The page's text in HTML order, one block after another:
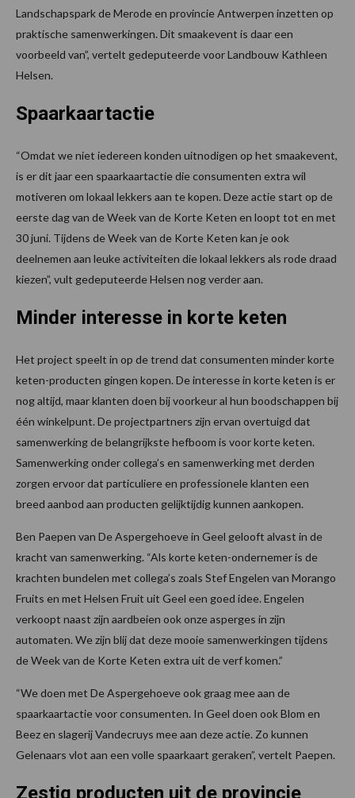
Landschapspark de Merode en provincie Antwerpen inzetten op
praktische samenwerkingen. Dit smaakevent is daar een
voorbeeld van”, vertelt gedeputeerde voor Landbouw Kathleen
Helsen.
Spaarkaartactie
“Omdat we niet iedereen konden uitnodigen op het smaakevent,
is er dit jaar een spaarkaartactie die consumenten extra wil
motiveren om lokaal lekkers aan te kopen. Deze actie start op de
eerste dag van de Week van de Korte Keten en loopt tot en met
30 juni. Tijdens de Week van de Korte Keten kan je ook
deelnemen aan leuke activiteiten die lokaal lekkers als rode draad
kiezen”, vult gedeputeerde Helsen nog verder aan.
Minder interesse in korte keten
Het project speelt in op de trend dat consumenten minder korte
keten-producten gingen kopen. De interesse in korte keten is er
nog altijd, maar klanten doen bij voorkeur al hun boodschappen bij
één winkelpunt. De projectpartners zijn ervan overtuigd dat
samenwerking de belangrijkste hefboom is voor korte keten.
Samenwerking onder collega’s en samenwerking met derden
zorgen ervoor dat particuliere en professionele klanten een
breed aanbod aan producten gelijktijdig kunnen aankopen.
Ben Paepen van De Aspergehoeve in Geel gelooft alvast in de
kracht van samenwerking. “Als korte keten-ondernemer is de
krachten bundelen met collega’s zoals Stef Engelen van Morango
Fruits en met Helsen Fruit uit Geel een goed idee. Engelen
verkoopt naast zijn aardbeien ook onze asperges in zijn
automaten. We zijn blij dat deze mooie samenwerkingen tijdens
de Week van de Korte Keten extra uit de verf komen.”
“We doen met De Aspergehoeve ook graag mee aan de
spaarkaartactie voor consumenten. In Geel doen ook Blom en
Beez en slagerij Vandecruys mee aan deze actie. Zo kunnen
Gelenaars vlot aan een volle spaarkaart geraken”, vertelt Paepen.
Zestig producten uit de provincie